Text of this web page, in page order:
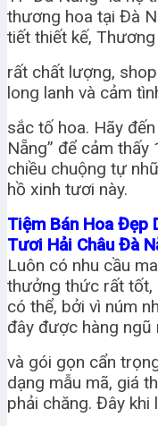
thương hoa tại Đà
tiết thiết kế,
rất chất lượng,
long lanh và cảm
sắc tố hoa. Hãy
Nẵng” để cảm
chiều chuộng tự
hồ xinh tươi này.
Tiệm Bán Hoa Đẹp
Tươi Hải Châu Đà
Luôn có nhu cầu
thưởng thức rất tốt,
có thể, bởi vì núm
đây được hàng ngũ
và gói gọn cẩn
dạng mẫu mã, giá
phải chăng. Đây khi